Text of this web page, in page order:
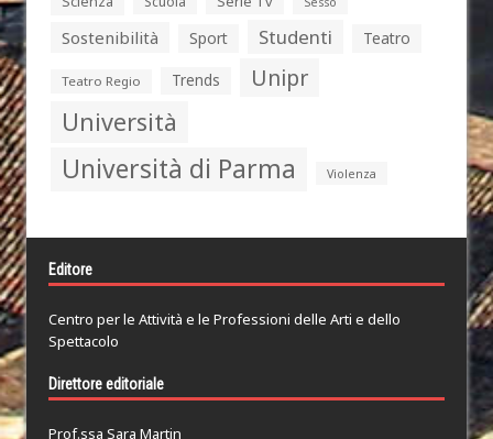
Sostenibilità Sport Studenti Teatro
Teatro Regio Trends Unipr
Università
Università di Parma Violenza
Editore
Centro per le Attività e le Professioni delle Arti e dello
Spettacolo
Direttore editoriale
Prof.ssa Sara Martin